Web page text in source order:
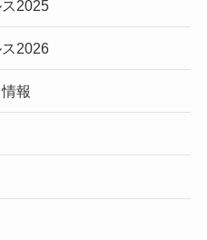
2025
2026
報